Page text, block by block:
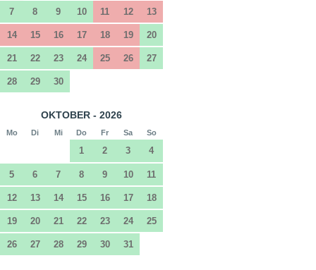
7 8 9 10 11 12 13
14 15 16 17 18 19 20
21 22 23 24 25 26 27
28 29 30
OKTOBER - 2026
Mo Di Mi Do Fr Sa So
1 2 3 4
5 6 7 8 9 10 11
12 13 14 15 16 17 18
19 20 21 22 23 24 25
26 27 28 29 30 31